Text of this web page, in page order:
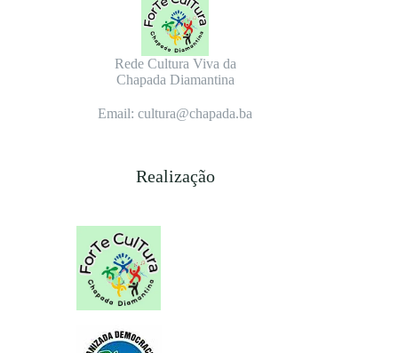
Rede Cultura Viva da
Chapada Diamantina
Email: cultura@chapada.ba
Realização